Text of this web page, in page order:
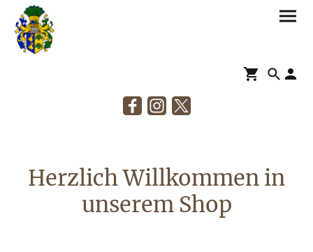
Herzlich Willkommen in
unserem Shop